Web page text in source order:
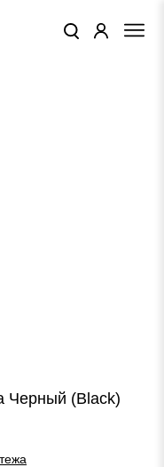
Черный (Black)